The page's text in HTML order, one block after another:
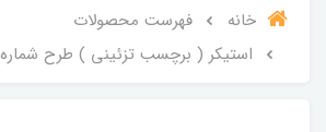
خانه
فهرست محصولات
استیکر ( برچسب تزئینی ) طرح شماره 2